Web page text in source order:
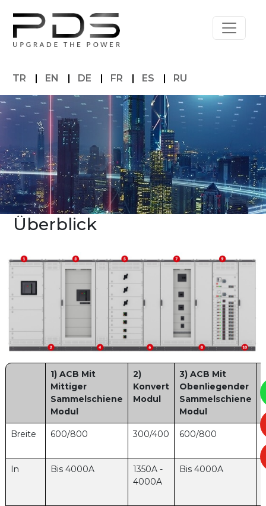
TR EN DE FR ES RU
Überblick
1) ACB Mit
Mittiger
Sammelschiene
Modul
2)
Konvert
Modul
3) ACB Mit
Obenliegender
Sammelschiene
Modul
Breite 600/800 300/400 600/800
In Bis 4000A
1350A -
4000A
Bis 4000A